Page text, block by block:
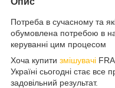
Потреба в сучасному та
обумовлена потребою в
керуванні цим процесом
Хоча купити змішувачі
Україні сьогодні стає все
задовільний результат.